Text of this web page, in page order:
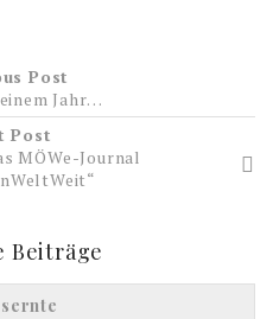
Post
Jahr…
Post
MÖWe-Journal
Beiträge